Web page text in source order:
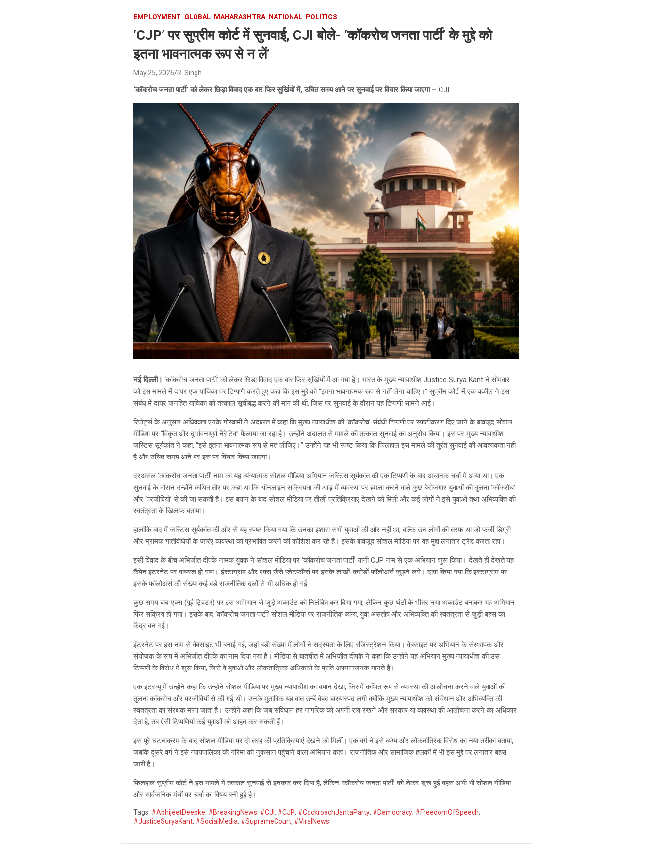
EMPLOYMENT GLOBAL MAHARASHTRA NATIONAL POLITICS
‘CJP’ पर सुप्रीम कोर्ट में सुनवाई, CJI बोले- ‘कॉकरोच जनता पार्टी’ के मुद्दे को
इतना भावनात्मक रूप से न लें’
May 25, 2026 R. Singh
‘कॉकरोच जनता पार्टी’ को लेकर छिड़ा विवाद एक बार फिर सुर्खियों में, उचित समय आने पर सुनवाई पर विचार किया जाएगा –CJI
नई दिल्ली। ‘कॉकरोच जनता पार्टी’ को लेकर छिड़ा विवाद एक बार फिर सुर्खियों में आ गया है। भारत के मुख्य न्यायाधीश Justice Surya Kant ने सोमवार
को इस मामले में दायर एक याचिका पर टिप्पणी करते हुए कहा कि इस मुद्दे को “इतना भावनात्मक रूप से नहीं लेना चाहिए।” सुप्रीम कोर्ट में एक वकील ने इस
संबंध में दायर जनहित याचिका को तत्काल सूचीबद्ध करने की मांग की थी, जिस पर सुनवाई के दौरान यह टिप्पणी सामने आई।
रिपोर्ट्स के अनुसार अधिवक्ता एनके गोस्वामी ने अदालत में कहा कि मुख्य न्यायाधीश की ‘कॉकरोच’ संबंधी टिप्पणी पर स्पष्टीकरण दिए जाने के बावजूद सोशल
मीडिया पर “विकृत और दुर्भावनापूर्ण नैरेटिव” फैलाया जा रहा है। उन्होंने अदालत से मामले की तत्काल सुनवाई का अनुरोध किया। इस पर मुख्य न्यायाधीश
जस्टिस सूर्यकांत ने कहा, “इसे इतना भावनात्मक रूप से मत लीजिए।” उन्होंने यह भी स्पष्ट किया कि फिलहाल इस मामले की तुरंत सुनवाई की आवश्यकता नहीं
है और उचित समय आने पर इस पर विचार किया जाएगा।
दरअसल ‘कॉकरोच जनता पार्टी’ नाम का यह व्यंग्यात्मक सोशल मीडिया अभियान जस्टिस सूर्यकांत की एक टिप्पणी के बाद अचानक चर्चा में आया था। एक
सुनवाई के दौरान उन्होंने कथित तौर पर कहा था कि ऑनलाइन सक्रियता की आड़ में व्यवस्था पर हमला करने वाले कुछ बेरोजगार युवाओं की तुलना ‘कॉकरोच’
और ‘परजीवियों’ से की जा सकती है। इस बयान के बाद सोशल मीडिया पर तीखी प्रतिक्रियाएं देखने को मिलीं और कई लोगों ने इसे युवाओं तथा अभिव्यक्ति की
स्वतंत्रता के खिलाफ बताया।
हालांकि बाद में जस्टिस सूर्यकांत की ओर से यह स्पष्ट किया गया कि उनका इशारा सभी युवाओं की ओर नहीं था, बल्कि उन लोगों की तरफ था जो फर्जी डिग्री
और भ्रामक गतिविधियों के जरिए व्यवस्था को प्रभावित करने की कोशिश कर रहे हैं। इसके बावजूद सोशल मीडिया पर यह मुद्दा लगातार ट्रेंड करता रहा।
इसी विवाद के बीच अभिजीत दीपके नामक युवक ने सोशल मीडिया पर ‘कॉकरोच जनता पार्टी’ यानी CJP नाम से एक अभियान शुरू किया। देखते ही देखते यह
कैंपेन इंटरनेट पर वायरल हो गया। इंस्टाग्राम और एक्स जैसे प्लेटफॉर्म्स पर इसके लाखों-करोड़ों फॉलोअर्स जुड़ने लगे। दावा किया गया कि इंस्टाग्राम पर
इसके फॉलोअर्स की संख्या कई बड़े राजनीतिक दलों से भी अधिक हो गई।
कुछ समय बाद एक्स (पूर्व ट्विटर) पर इस अभियान से जुड़े अकाउंट को निलंबित कर दिया गया, लेकिन कुछ घंटों के भीतर नया अकाउंट बनाकर यह अभियान
फिर सक्रिय हो गया। इसके बाद ‘कॉकरोच जनता पार्टी’ सोशल मीडिया पर राजनीतिक व्यंग्य, युवा असंतोष और अभिव्यक्ति की स्वतंत्रता से जुड़ी बहस का
केंद्र बन गई।
इंटरनेट पर इस नाम से वेबसाइट भी बनाई गई, जहां बड़ी संख्या में लोगों ने सदस्यता के लिए रजिस्ट्रेशन किया। वेबसाइट पर अभियान के संस्थापक और
संयोजक के रूप में अभिजीत दीपके का नाम दिया गया है। मीडिया से बातचीत में अभिजीत दीपके ने कहा कि उन्होंने यह अभियान मुख्य न्यायाधीश की उस
टिप्पणी के विरोध में शुरू किया, जिसे वे युवाओं और लोकतांत्रिक अधिकारों के प्रति अपमानजनक मानते हैं।
एक इंटरव्यू में उन्होंने कहा कि उन्होंने सोशल मीडिया पर मुख्य न्यायाधीश का बयान देखा, जिसमें कथित रूप से व्यवस्था की आलोचना करने वाले युवाओं की
तुलना कॉकरोच और परजीवियों से की गई थी। उनके मुताबिक यह बात उन्हें बेहद हास्यास्पद लगी क्योंकि मुख्य न्यायाधीश को संविधान और अभिव्यक्ति की
स्वतंत्रता का संरक्षक माना जाता है। उन्होंने कहा कि जब संविधान हर नागरिक को अपनी राय रखने और सरकार या व्यवस्था की आलोचना करने का अधिकार
देता है, तब ऐसी टिप्पणियां कई युवाओं को आहत कर सकती हैं।
इस पूरे घटनाक्रम के बाद सोशल मीडिया पर दो तरह की प्रतिक्रियाएं देखने को मिलीं। एक वर्ग ने इसे व्यंग्य और लोकतांत्रिक विरोध का नया तरीका बताया,
जबकि दूसरे वर्ग ने इसे न्यायपालिका की गरिमा को नुकसान पहुंचाने वाला अभियान कहा। राजनीतिक और सामाजिक हलकों में भी इस मुद्दे पर लगातार बहस
जारी है।
फिलहाल सुप्रीम कोर्ट ने इस मामले में तत्काल सुनवाई से इनकार कर दिया है, लेकिन ‘कॉकरोच जनता पार्टी’ को लेकर शुरू हुई बहस अभी भी सोशल मीडिया
और सार्वजनिक मंचों पर चर्चा का विषय बनी हुई है।
Tags: #AbhijeetDeepke, #BreakingNews, #CJI, #CJP, #CockroachJantaParty, #Democracy, #FreedomOfSpeech,
#JusticeSuryaKant, #SocialMedia, #SupremeCourt, #ViralNews